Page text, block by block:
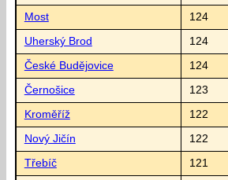
Most 124
Uherský Brod 124
České Budějovice 124
Černošice 123
Kroměříž 122
Nový Jičín 122
Třebíč 121